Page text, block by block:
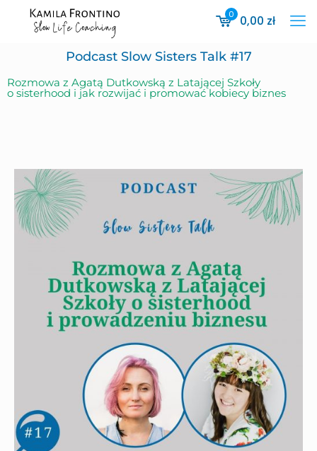
0 0,00 zł
Podcast Slow Sisters Talk #17
Rozmowa z Agatą Dutkowską z Latającej Szkoły
o sisterhood i jak rozwijać i promować kobiecy biznes